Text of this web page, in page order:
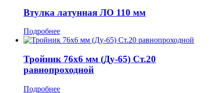
Втулка латунная ЛО 110 мм
Подробнее
Тройник 76x6 мм (Ду-65) Ст.20
равнопроходной
Подробнее